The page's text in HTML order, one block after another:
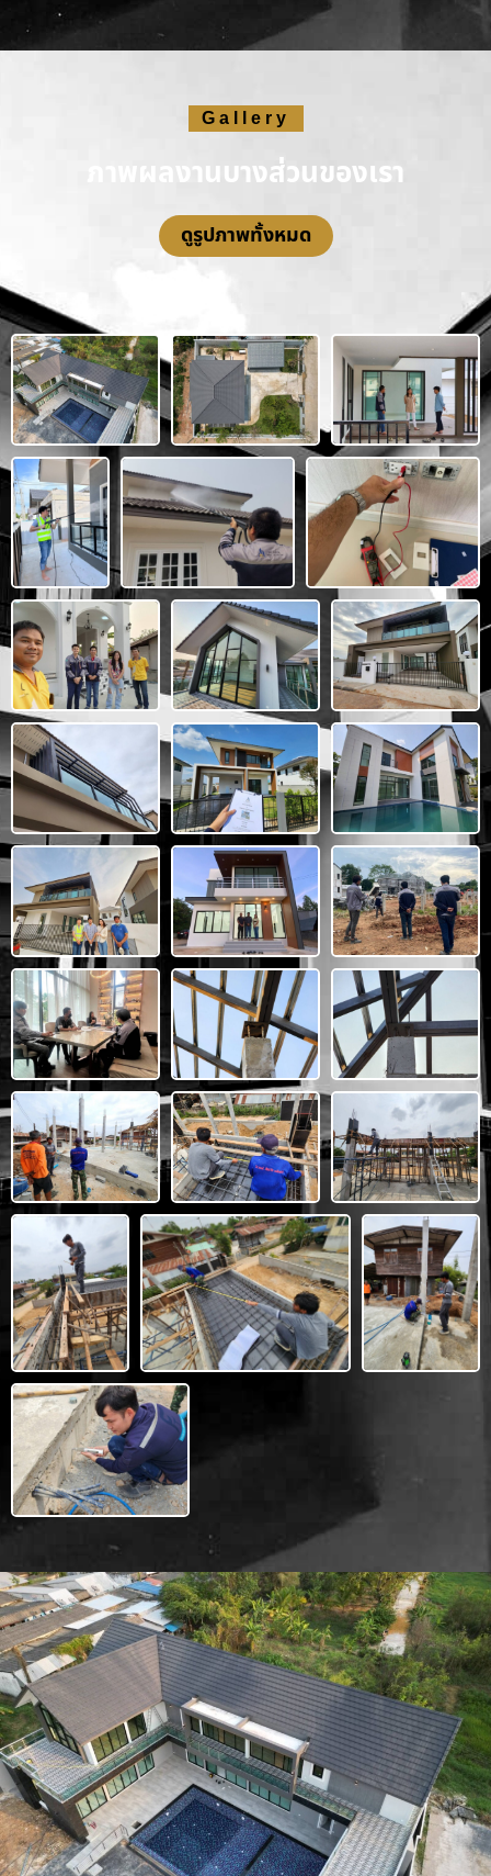
Gallery
ภาพผลงานบางส่วนของเรา
ดูรูปภาพทั้งหมด